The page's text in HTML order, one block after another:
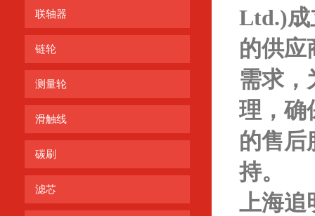
联轴器
链轮
测量轮
滑触线
碳刷
滤芯
Ltd.)成
的供应
需求，
理，确
的售后
持。
上海追